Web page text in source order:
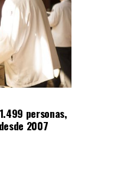
personas,
2007